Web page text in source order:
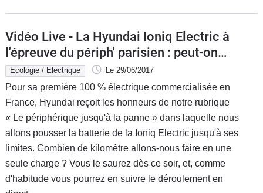
Vidéo Live - La Hyundai Ioniq Electric à
l'épreuve du périph' parisien : peut-on
dépasser les 280 km en une seule
charge ?
Ecologie / Electrique Le 29/06/2017
Pour sa première 100 % électrique commercialisée en
France, Hyundai reçoit les honneurs de notre rubrique
« Le périphérique jusqu'à la panne » dans laquelle nous
allons pousser la batterie de la Ioniq Electric jusqu'à ses
limites. Combien de kilomètre allons-nous faire en une
seule charge ? Vous le saurez dès ce soir, et, comme
d'habitude vous pourrez en suivre le déroulement en